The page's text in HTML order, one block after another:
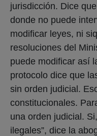
jurisdicción. Dice
donde no puede
modificar leyes, ni
resoluciones del
puede modificar así
protocolo dice que
sin orden judicial.
constitucionales.
una orden judicial.
ilegales”, dice la